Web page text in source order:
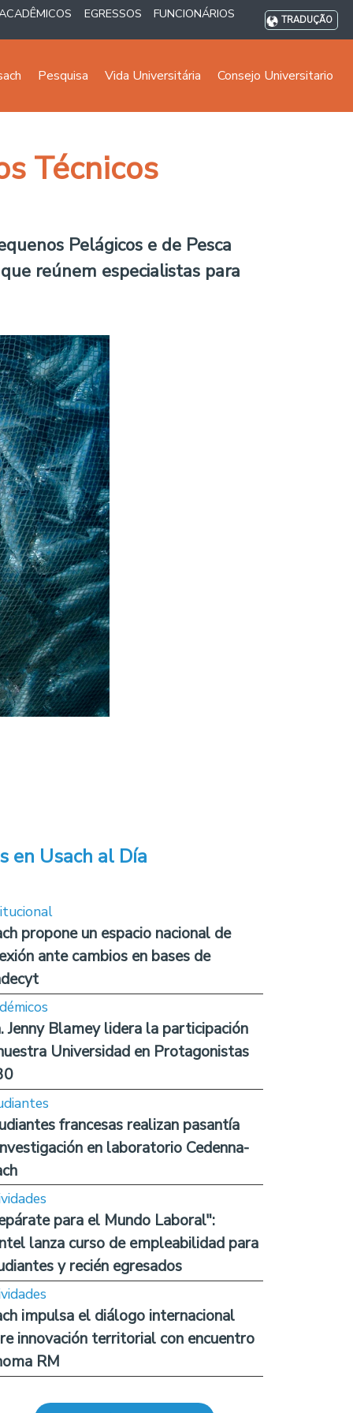
EGRESSOS FUNCIONÁRIOS TRADUÇÃO
Pesquisa Vida Universitária Consejo Universitario
Técnicos
Pelágicos e de Pesca
reúnem especialistas para
en Usach al Día
propone un espacio nacional de
ante cambios en bases de
Jenny Blamey lidera la participación
Universidad en Protagonistas
francesas realizan pasantía
en laboratorio Cedenna-
para el Mundo Laboral":
lanza curso de empleabilidad para
y recién egresados
impulsa el diálogo internacional
innovación territorial con encuentro
RM